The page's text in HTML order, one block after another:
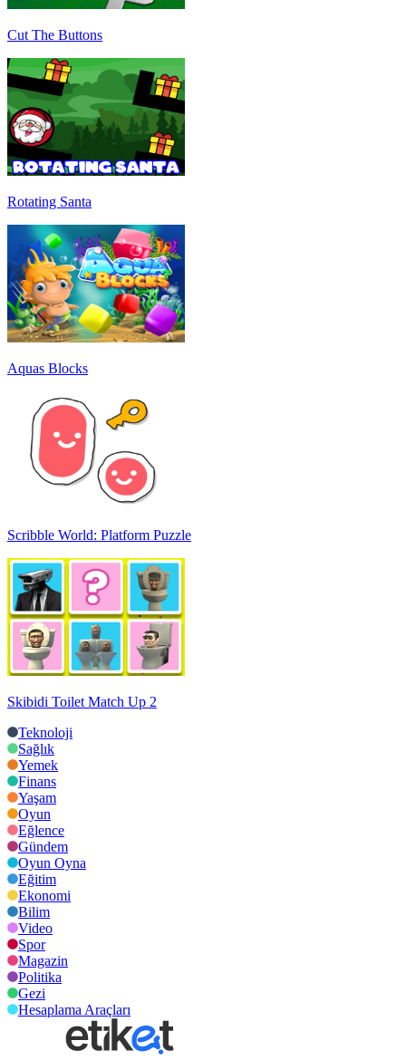
Cut The Buttons
Rotating Santa
Aquas Blocks
Scribble World: Platform Puzzle
Skibidi Toilet Match Up 2
Teknoloji
Sağlık
Yemek
Finans
Yaşam
Oyun
Eğlence
Gündem
Oyun Oyna
Eğitim
Ekonomi
Bilim
Video
Spor
Magazin
Politika
Gezi
Hesaplama Araçları